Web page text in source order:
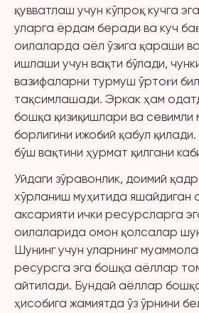
қувватлаш учун кўпроқ кучга
уларга ёрдам беради ва куч
оилаларда аёл ўзига қараши
ишлаши учун вақти бўлади,
вазифаларни турмуш ўртоғи
тақсимлашади. Эркак ҳам
бошқа қизиқишлари ва севимли
борлигини ижобий қабул
бўш вақтини ҳурмат қилгани
Уйдаги зўравонлик, доимий
хўрланиш муҳитида яшайдиган
аксарияти ички ресурсларга
оилаларида омон қолсалар
Шунинг учун уларнинг
ресурсга эга бошқа аёллар
айтилади. Бундай аёллар
ҳисобига жамиятда ўз ўрнини